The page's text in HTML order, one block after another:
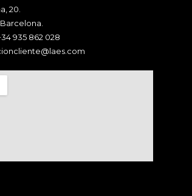
20.
Barcelona.
935 862 028